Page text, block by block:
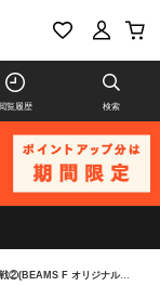
閲覧履歴 検索
F オリジナルジャケット編)